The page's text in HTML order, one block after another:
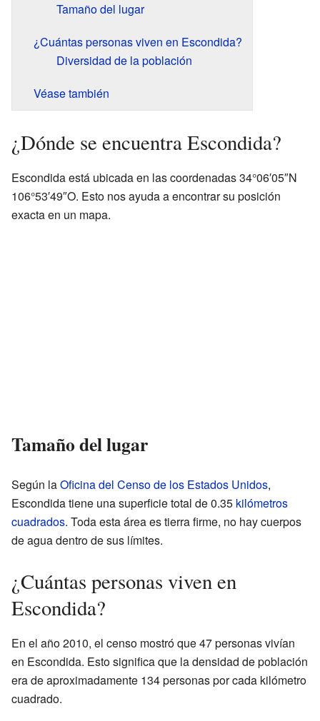
Tamaño del lugar
¿Cuántas personas viven en Escondida?
Diversidad de la población
Véase también
¿Dónde se encuentra Escondida?
Escondida está ubicada en las coordenadas 34°06′05″N
106°53′49″O. Esto nos ayuda a encontrar su posición
exacta en un mapa.
Tamaño del lugar
Según laOficina del Censo de los Estados Unidos,
Escondida tiene una superficie total de 0.35 kilómetros
cuadrados. Toda esta área es tierra firme, no hay cuerpos
de agua dentro de sus límites.
¿Cuántas personas viven en
Escondida?
En el año 2010, el censo mostró que 47 personas vivían
en Escondida. Esto significa que la densidad de población
era de aproximadamente 134 personas por cada kilómetro
cuadrado.